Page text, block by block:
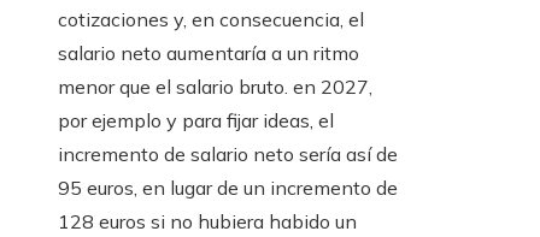
cotizaciones y, en consecuencia, el
salario neto aumentaría a un ritmo
menor que el salario bruto. en 2027,
por ejemplo y para fijar ideas, el
incremento de salario neto sería así de
95 euros, en lugar de un incremento de
128 euros si no hubiera habido un